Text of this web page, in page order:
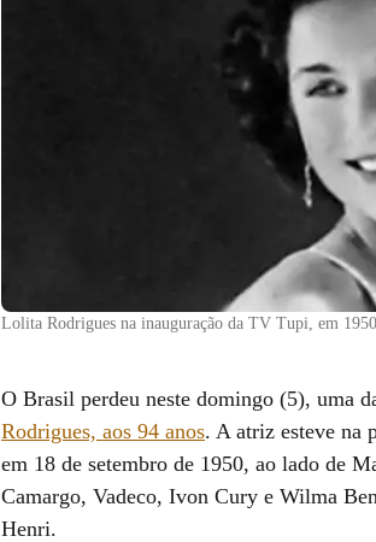
Lolita Rodrigues na inauguração da TV Tupi, em 1950
O Brasil perdeu neste domingo (5), uma
Rodrigues, aos 94 anos. A atriz esteve na
em 18 de setembro de 1950, ao lado de
Camargo, Vadeco, Ivon Cury e Wilma
Henri.